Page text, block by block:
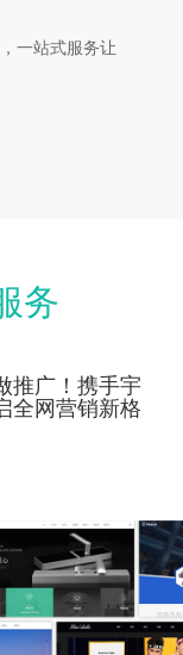
一站式服务让
务
推广！携手宇
全网营销新格